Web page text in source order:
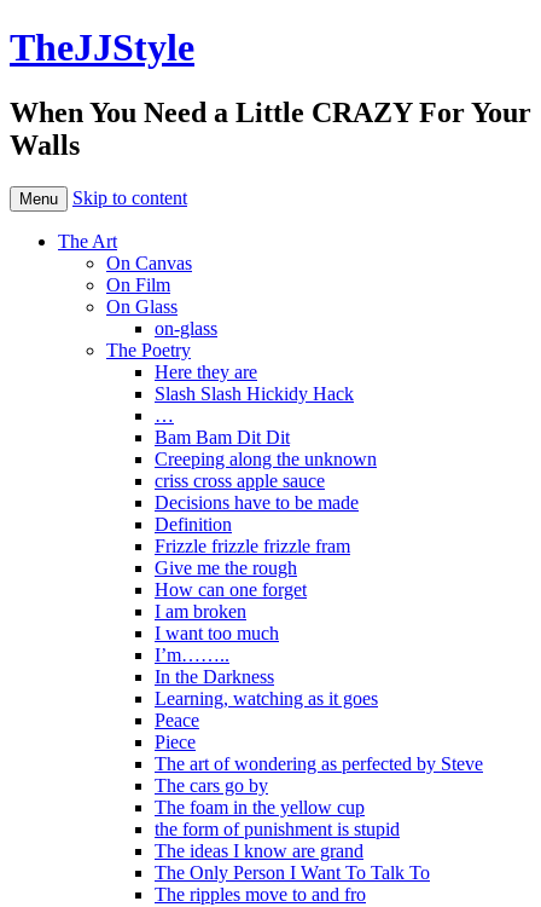
TheJJStyle
When You Need a Little CRAZY For Your
Walls
Menu Skip to content
The Art
On Canvas
On Film
On Glass
on-glass
The Poetry
Here they are
Slash Slash Hickidy Hack
…
Bam Bam Dit Dit
Creeping along the unknown
criss cross apple sauce
Decisions have to be made
Definition
Frizzle frizzle frizzle fram
Give me the rough
How can one forget
I am broken
I want too much
I’m……..
In the Darkness
Learning, watching as it goes
Peace
Piece
The art of wondering as perfected by Steve
The cars go by
The foam in the yellow cup
the form of punishment is stupid
The ideas I know are grand
The Only Person I Want To Talk To
The ripples move to and fro